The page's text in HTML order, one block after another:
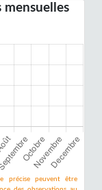
mensuelles
précise peuvent être